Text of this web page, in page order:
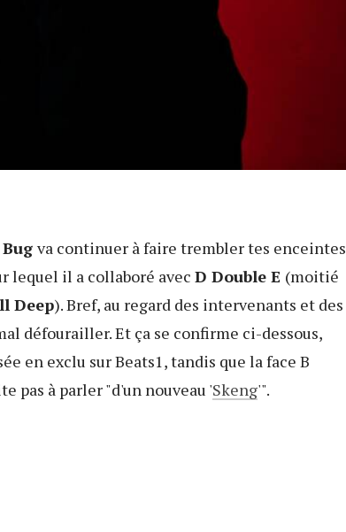
va continuer à faire trembler tes enceintes
lequel il a collaboré avec D Double E (moitié
Deep). Bref, au regard des intervenants et des
défourailler. Et ça se confirme ci-dessous,
en exclu sur Beats1, tandis que la face B
pas à parler "d'un nouveau 'Skeng'".